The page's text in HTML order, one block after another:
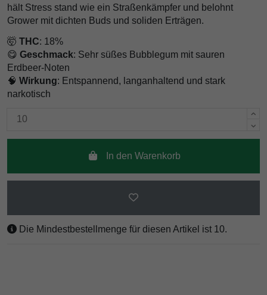
hält Stress stand wie ein Straßenkämpfer und belohnt
Grower mit dichten Buds und soliden Erträgen.
🤯 THC: 18%
😋 Geschmack: Sehr süßes Bubblegum mit sauren
Erdbeer-Noten
🧠 Wirkung: Entspannend, langanhaltend und stark
narkotisch
In den Warenkorb
Die Mindestbestellmenge für diesen Artikel ist 10.